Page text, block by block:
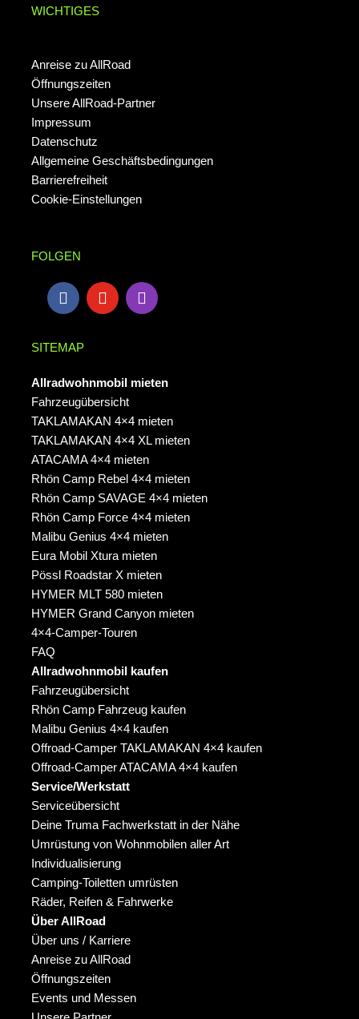
WICHTIGES
Anreise zu AllRoad
Öffnungszeiten
Unsere AllRoad-Partner
Impressum
Datenschutz
Allgemeine Geschäftsbedingungen
Barrierefreiheit
Cookie-Einstellungen
FOLGEN
SITEMAP
Allradwohnmobil mieten
Fahrzeugübersicht
TAKLAMAKAN 4×4 mieten
TAKLAMAKAN 4×4 XL mieten
ATACAMA 4×4 mieten
Rhön Camp Rebel 4×4 mieten
Rhön Camp SAVAGE 4×4 mieten
Rhön Camp Force 4×4 mieten
Malibu Genius 4×4 mieten
Eura Mobil Xtura mieten
Pössl Roadstar X mieten
HYMER MLT 580 mieten
HYMER Grand Canyon mieten
4×4-Camper-Touren
FAQ
Allradwohnmobil kaufen
Fahrzeugübersicht
Rhön Camp Fahrzeug kaufen
Malibu Genius 4×4 kaufen
Offroad-Camper TAKLAMAKAN 4×4 kaufen
Offroad-Camper ATACAMA 4×4 kaufen
Service/Werkstatt
Serviceübersicht
Deine Truma Fachwerkstatt in der Nähe
Umrüstung von Wohnmobilen aller Art
Individualisierung
Camping-Toiletten umrüsten
Räder, Reifen & Fahrwerke
Über AllRoad
Über uns / Karriere
Anreise zu AllRoad
Öffnungszeiten
Events und Messen